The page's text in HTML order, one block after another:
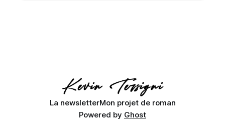
La newsletterMon projet de roman
Powered by Ghost